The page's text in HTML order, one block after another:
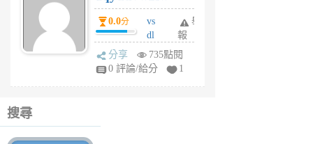
個
月
前
0.0分
vs
dl
sq
fy
舉
報
分享
735點閱
0 評論/給分
1
搜尋